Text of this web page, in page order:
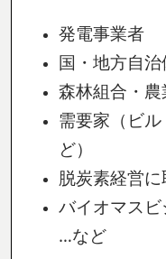
発電事業者
国・地方自治
森林組合・
需要家（ビ
ど）
脱炭素経営
バイオマス
…など